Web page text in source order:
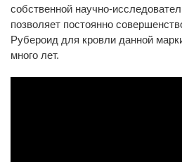
собственной научно-
позволяет постоянно
Рубероид для кровли данной
много лет.